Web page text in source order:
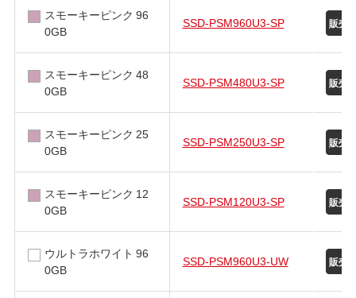
スモーキーピンク 96
0GB
SSD-PSM960U3-SP
スモーキーピンク 48
0GB
SSD-PSM480U3-SP
スモーキーピンク 25
0GB
SSD-PSM250U3-SP
スモーキーピンク 12
0GB
SSD-PSM120U3-SP
ウルトラホワイト 96
0GB
SSD-PSM960U3-UW